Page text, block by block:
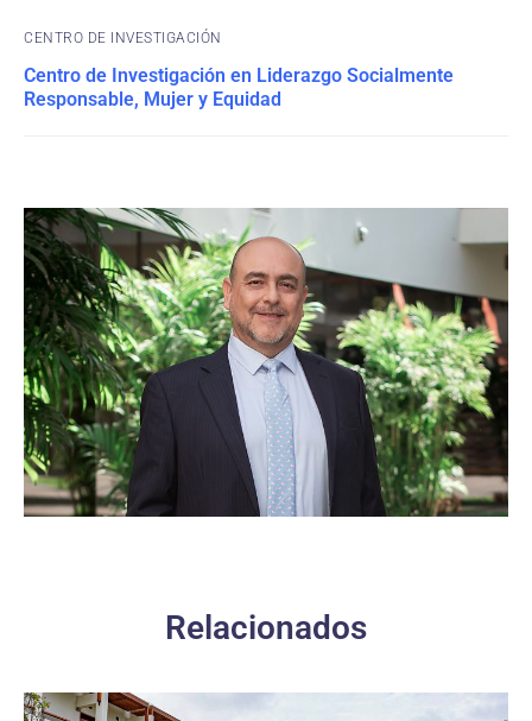
CENTRO DE INVESTIGACIÓN
Centro de Investigación en Liderazgo Socialmente
Responsable, Mujer y Equidad
Relacionados